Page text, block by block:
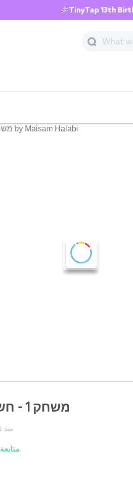
🎉TinyTap 13th
משחק 1 - חשיפה על האות ה
منذ 1 سنة، 5 أشهر
متابعة